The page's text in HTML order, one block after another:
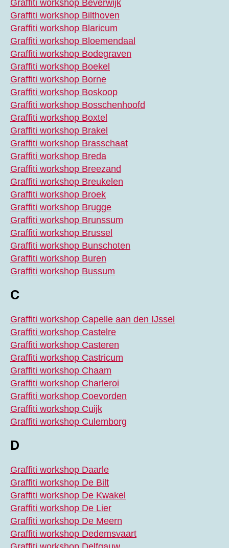
Graffiti workshop Beverwijk
Graffiti workshop Bilthoven
Graffiti workshop Blaricum
Graffiti workshop Bloemendaal
Graffiti workshop Bodegraven
Graffiti workshop Boekel
Graffiti workshop Borne
Graffiti workshop Boskoop
Graffiti workshop Bosschenhoofd
Graffiti workshop Boxtel
Graffiti workshop Brakel
Graffiti workshop Brasschaat
Graffiti workshop Breda
Graffiti workshop Breezand
Graffiti workshop Breukelen
Graffiti workshop Broek
Graffiti workshop Brugge
Graffiti workshop Brunssum
Graffiti workshop Brussel
Graffiti workshop Bunschoten
Graffiti workshop Buren
Graffiti workshop Bussum
C
Graffiti workshop Capelle aan den IJssel
Graffiti workshop Castelre
Graffiti workshop Casteren
Graffiti workshop Castricum
Graffiti workshop Chaam
Graffiti workshop Charleroi
Graffiti workshop Coevorden
Graffiti workshop Cuijk
Graffiti workshop Culemborg
D
Graffiti workshop Daarle
Graffiti workshop De Bilt
Graffiti workshop De Kwakel
Graffiti workshop De Lier
Graffiti workshop De Meern
Graffiti workshop Dedemsvaart